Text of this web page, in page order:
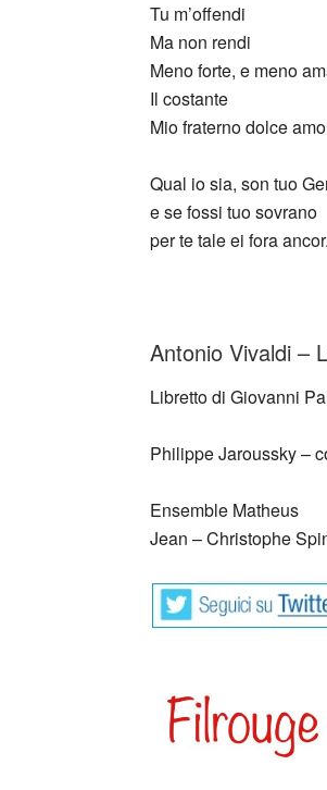
Tu m’offendi
Ma non rendi
Meno forte, e meno
Il costante
Mio fraterno dolce
Qual io sia, son tuo
e se fossi tuo sovrano
per te tale ei fora ancor.
Antonio Vivaldi –
Libretto di Giovanni
Philippe Jaroussky –
Ensemble Matheus
Jean – Christophe